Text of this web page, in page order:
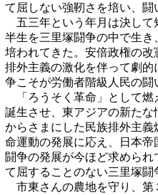
て屈しない強靭さを培い、
五三年という年月は決して
半生を三里塚闘争の中で生
培われてきた。安倍政権の
排外主義の激化を伴って劇
争こそが労働者階級人民の
「ろうそく革命」として燃
誕生させ、東アジアの新た
からさまにした民族排外主
命運動の発展に応え、日本
闘争の発展が今ほど求めら
て屈することのない三里塚
市東さんの農地を守り、第